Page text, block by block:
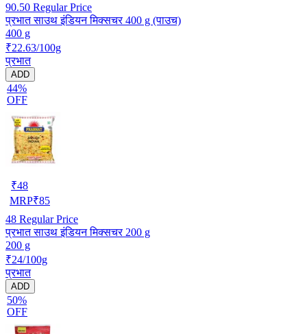
90.50 Regular Price
प्रभात साउथ इंडियन मिक्सचर 400 g (पाउच)
400 g
₹22.63/100g
प्रभात
ADD
44%
OFF
₹48
MRP₹85
48 Regular Price
प्रभात साउथ इंडियन मिक्सचर 200 g
200 g
₹24/100g
प्रभात
ADD
50%
OFF